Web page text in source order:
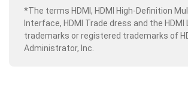
*The terms HDMI, HDMI High-Definition
Interface, HDMI Trade dress and the HDMI
trademarks or registered trademarks of
Administrator, Inc.